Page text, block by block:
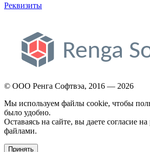
Реквизиты
© ООО Ренга Софтвэа, 2016 — 2026
Мы используем файлы cookie, чтобы
было удобно.
Оставаясь на сайте, вы даете согласие
файлами.
Принять